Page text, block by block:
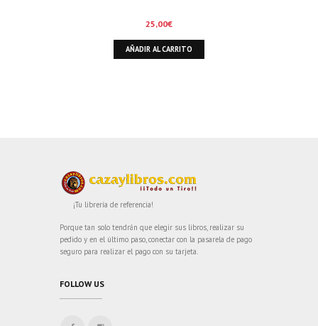
25,00€
AÑADIR AL CARRITO
¡Tu librería de referencia!
Porque tan solo tendrán que elegir sus libros, realizar su
pedido y en el último paso, conectar con la pasarela de pago
seguro para realizar el pago con su tarjeta.
FOLLOW US